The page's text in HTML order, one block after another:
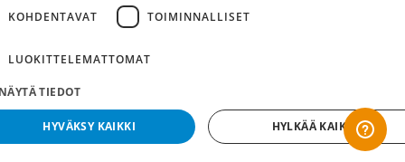
Arsenal FC
Olutlasi Crest
17,90€
Liverpool FC
Peliasu Koti 26/27 - Vauva
KOHDENTAVAT TOIMINNALLISET
LUOKITTELEMATTOMAT
TIEDOT
HYVÄKSY KAIKKI HYLKÄÄ KAIKKI